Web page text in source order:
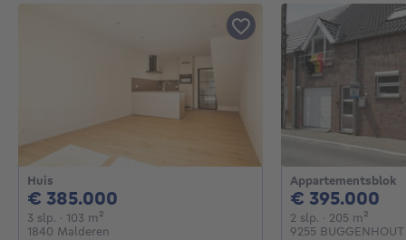
Huis
€ 385.000
3 slp. 3 slaapkamers
· 103 m²
1840 Malderen
Appartementsblok
€ 395.000
2 slp. 2 slaapkamers
· 205 m²
9255 BUGGENHOUT